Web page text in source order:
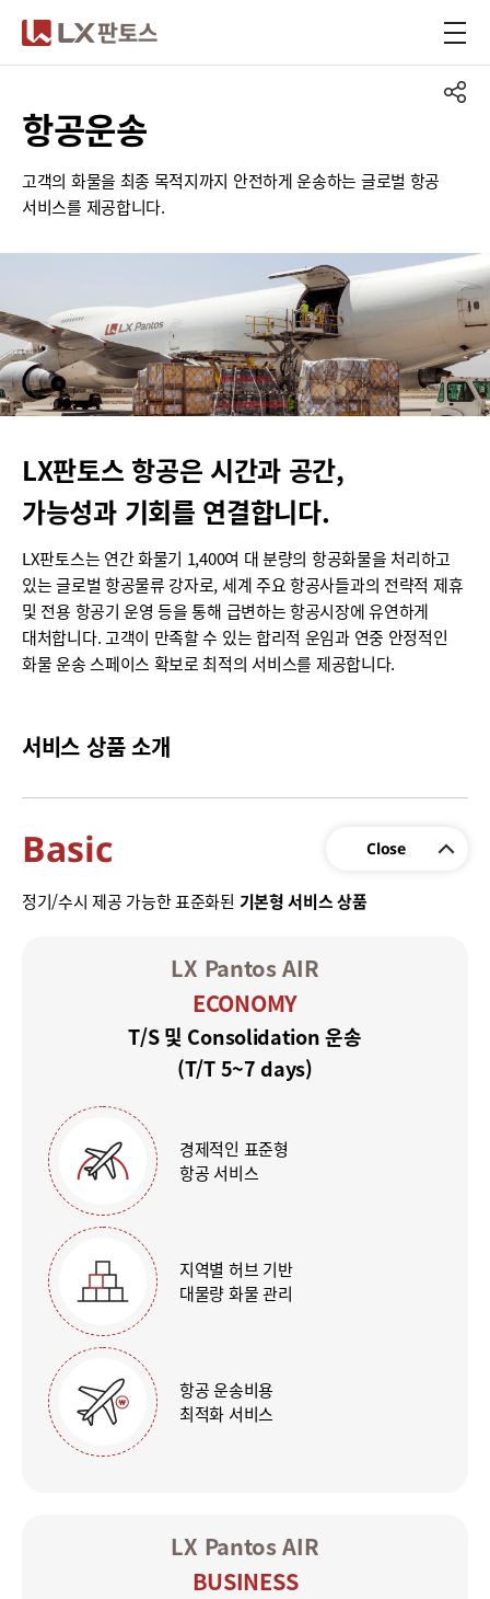
항공운송
고객의 화물을 최종 목적지까지 안전하게 운송하는 글로벌 항공
서비스를 제공합니다.
LX판토스 항공은 시간과 공간,
가능성과 기회를 연결합니다.
LX판토스는 연간 화물기 1,400여 대 분량의 항공화물을 처리하고
있는 글로벌 항공물류 강자로, 세계 주요 항공사들과의 전략적 제휴
및 전용 항공기 운영 등을 통해 급변하는 항공시장에 유연하게
대처합니다. 고객이 만족할 수 있는 합리적 운임과 연중 안정적인
화물 운송 스페이스 확보로 최적의 서비스를 제공합니다.
서비스 상품 소개
Basic
정기/수시 제공 가능한 표준화된 기본형 서비스 상품
LX Pantos AIR
ECONOMY
T/S 및 Consolidation 운송
(T/T 5~7 days)
경제적인 표준형
항공 서비스
지역별 허브 기반
대물량 화물 관리
항공 운송비용
최적화 서비스
LX Pantos AIR
BUSINESS